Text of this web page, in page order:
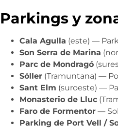
Parkings y
Cala Agulla (este) —
Son Serra de Marina
Parc de Mondragó
Sóller (Tramuntana) —
Sant Elm (suroeste) —
Monasterio de Lluc
Faro de Formentor —
Parking de Port Vell /